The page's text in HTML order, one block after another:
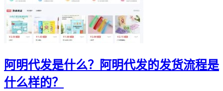
阿明代发是什么？阿明代发的发货流程是
什么样的？